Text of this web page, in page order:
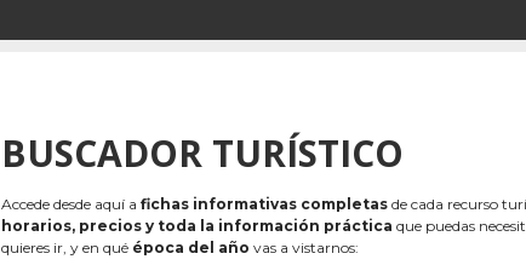
BUSCADOR TURÍSTICO
Accede desde aquí a fichas informativas completas de cada recurso
horarios, precios y toda la información práctica que puedas
quieres ir, y en qué época del año vas a vistarnos: